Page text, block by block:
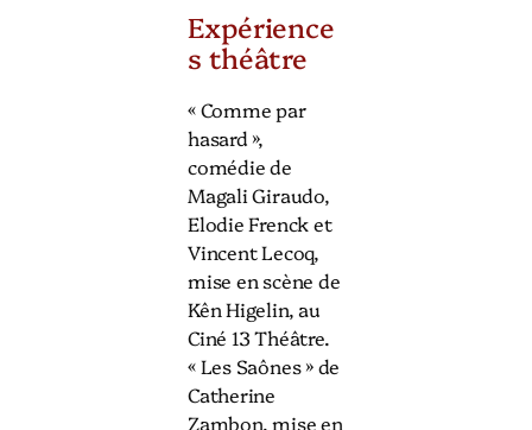
Expérience
s théâtre
« Comme par
hasard »,
comédie de
Magali Giraudo,
Elodie Frenck et
Vincent Lecoq,
mise en scène de
Kên Higelin, au
Ciné 13 Théâtre.
« Les Saônes » de
Catherine
Zambon, mise en